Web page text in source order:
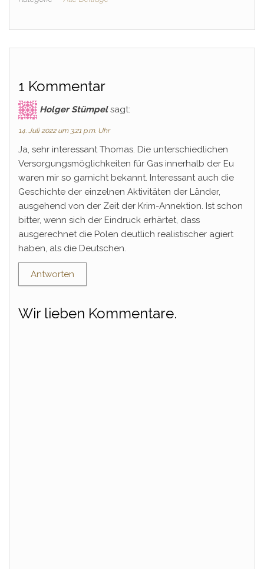
1 Kommentar
Holger Stümpel sagt:
14. Juli 2022 um 3:21 p.m. Uhr
Ja, sehr interessant Thomas. Die unterschiedlichen
Versorgungsmöglichkeiten für Gas innerhalb der Eu
waren mir so garnicht bekannt. Interessant auch die
Geschichte der einzelnen Aktivitäten der Länder,
ausgehend von der Zeit der Krim-Annektion. Ist schon
bitter, wenn sich der Eindruck erhärtet, dass
ausgerechnet die Polen deutlich realistischer agiert
haben, als die Deutschen.
Antworten
Wir lieben Kommentare.